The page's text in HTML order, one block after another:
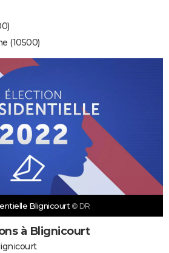
(10500)
Blignicourt © DR
à Blignicourt